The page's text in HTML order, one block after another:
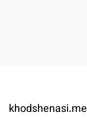
khodshenasi.me